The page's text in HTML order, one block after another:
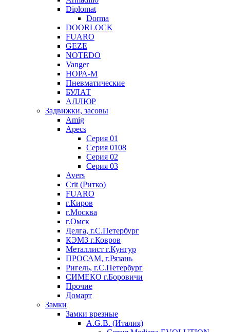
Diplomat
Dorma
DOORLOCK
FUARO
GEZE
NOTEDO
Vanger
НОРА-М
Пневматические
БУЛАТ
АЛЛЮР
Задвижки, засовы
Amig
Apecs
Серия 01
Серия 0108
Серия 02
Серия 03
Avers
Crit (Ритко)
FUARO
г.Киров
г.Москва
г.Омск
Делга, г.С.Петербург
КЭМЗ г.Ковров
Металлист г.Кунгур
ПРОСАМ, г.Рязань
Ригель, г.С.Петербург
СИМЕКО г.Боровичи
Прочие
Домарт
Замки
Замки врезные
A.G.B. (Италия)